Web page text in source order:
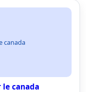
canada
le canada